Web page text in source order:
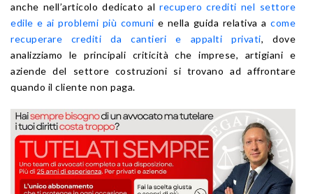
anche nell’articolo dedicato alrecupero crediti nel settore
edile e ai problemi più comuni e nella guida relativa acome
recuperare crediti da cantieri e appalti privati, dove
analizziamo le principali criticità che imprese, artigiani e
aziende del settore costruzioni si trovano ad affrontare
quando il cliente non paga.